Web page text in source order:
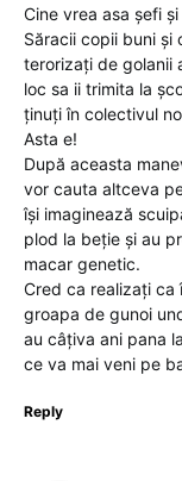
Cine vrea asa șefi
Săracii copii buni și
terorizați de golanii
loc sa ii trimita la
ținuți în colectivul
Asta e!
După aceasta
vor cauta altceva
își imaginează
plod la beție și au
macar genetic.
Cred ca realizați ca
groapa de gunoi
au câțiva ani pana
ce va mai veni pe
Reply